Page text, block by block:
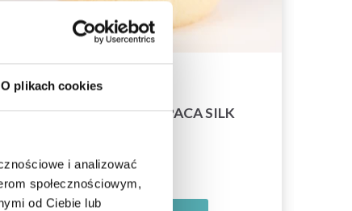
O plikach cookies
i analizować
społecznościowym,
od Ciebie lub
DROPS BRUSHED ALPACA SILK